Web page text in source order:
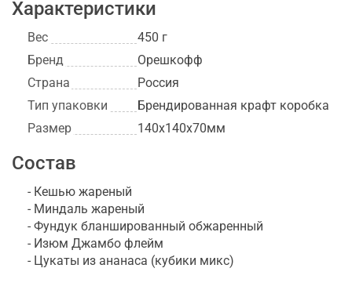
Характеристики
Вес
450 г
Бренд
Орешкофф
Страна
Россия
Тип упаковки
Брендированная крафт коробка
Размер
140х140х70мм
Состав
- Кешью жареный
- Миндаль жареный
- Фундук бланшированный обжаренный
- Изюм Джамбо флейм
- Цукаты из ананаса (кубики микс)